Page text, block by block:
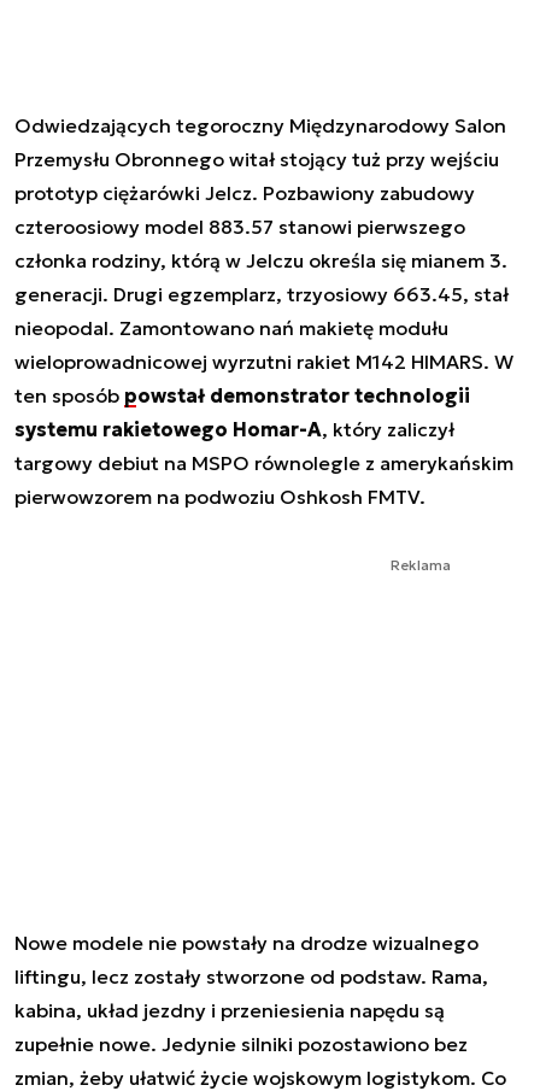
Odwiedzających tegoroczny Międzynarodowy Salon
Przemysłu Obronnego witał stojący tuż przy wejściu
prototyp ciężarówki Jelcz. Pozbawiony zabudowy
czteroosiowy model 883.57 stanowi pierwszego
członka rodziny, którą w Jelczu określa się mianem 3.
generacji. Drugi egzemplarz, trzyosiowy 663.45, stał
nieopodal. Zamontowano nań makietę modułu
wieloprowadnicowej wyrzutni rakiet M142 HIMARS. W
ten sposób powstał demonstrator technologii
systemu rakietowego Homar-A, który zaliczył
targowy debiut na MSPO równolegle z amerykańskim
pierwowzorem na podwoziu Oshkosh FMTV.
Reklama
Nowe modele nie powstały na drodze wizualnego
liftingu, lecz zostały stworzone od podstaw. Rama,
kabina, układ jezdny i przeniesienia napędu są
zupełnie nowe. Jedynie silniki pozostawiono bez
zmian, żeby ułatwić życie wojskowym logistykom. Co